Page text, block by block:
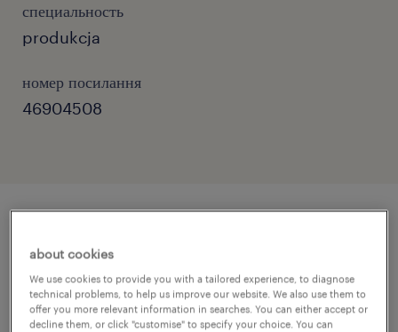
специальность
produkcja
номер посилання
46904508
описание должности
Dla naszego Klienta, firmy Velvet CARE,
realizujemy prestiżowy projekt budowy
about cookies
We use cookies to provide you with a tailored experience, to diagnose
technical problems, to help us improve our website. We also use them to
offer you more relevant information in searches. You can either accept or
decline them, or click "customise" to specify your choice. You can